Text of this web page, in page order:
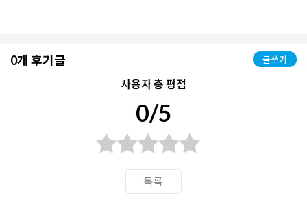
0개 후기글 글쓰기
사용자 총 평점
0/5
목록